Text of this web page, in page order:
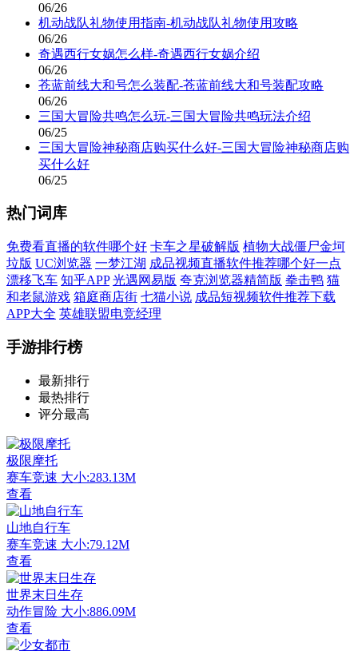
06/26
机动战队礼物使用指南-机动战队礼物使用攻略
06/26
奇遇西行女娲怎么样-奇遇西行女娲介绍
06/26
苍蓝前线大和号怎么装配-苍蓝前线大和号装配攻略
06/26
三国大冒险共鸣怎么玩-三国大冒险共鸣玩法介绍
06/25
三国大冒险神秘商店购买什么好-三国大冒险神秘商店购
买什么好
06/25
热门词库
免费看直播的软件哪个好 卡车之星破解版 植物大战僵尸金坷
垃版 UC浏览器 一梦江湖 成品视频直播软件推荐哪个好一点
漂移飞车 知乎APP 光遇网易版 夸克浏览器精简版 拳击鸭 猫
和老鼠游戏 箱庭商店街 七猫小说 成品短视频软件推荐下载
APP大全 英雄联盟电竞经理
手游排行榜
最新排行
最热排行
评分最高
极限摩托
赛车竞速 大小:283.13M
查看
山地自行车
赛车竞速 大小:79.12M
查看
世界末日生存
动作冒险 大小:886.09M
查看